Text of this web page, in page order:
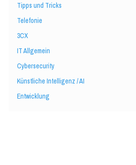
Tipps und Tricks
Telefonie
3CX
IT Allgemein
Cybersecurity
Künstliche Intelligenz / AI
Entwicklung